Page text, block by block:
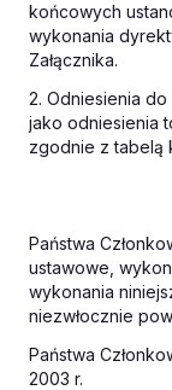
końcowych
wykonania
Załącznika.
2. Odniesienia
jako odniesienia
zgodnie z tabelą
Państwa
ustawowe,
wykonania
niezwłocznie
Państwa
2003 r.